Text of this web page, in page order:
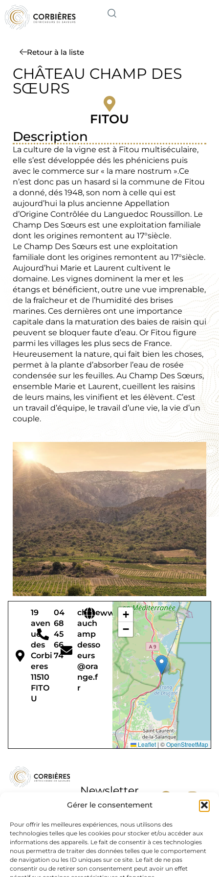
Gérer le consentement
Pour offrir les meilleures expériences, nous utilisons des
technologies telles que les cookies pour stocker et/ou accéder aux
informations des appareils. Le fait de consentir à ces technologies
nous permettra de traiter des données telles que le comportement
de navigation ou les ID uniques sur ce site. Le fait de ne pas
consentir ou de retirer son consentement peut avoir un effet
Retour à la liste
CHÂTEAU CHAMP DES
SŒURS
FITOU
Description
La culture de la vigne est à Fitou multiséculaire,
elle s’est développée dés les phéniciens puis
avec le commerce sur « la mare nostrum ».Ce
n’est donc pas un hasard si la commune de Fitou
a donné, dés 1948, son nom à celle qui est
aujourd’hui la plus ancienne Appellation
d’Origine Contrôlée du Languedoc Roussillon. Le
Champ Des Sœurs est une exploitation familiale
dont les origines remontent au 17°siècle.
Le Champ Des Sœurs est une exploitation
familiale dont les origines remontent au 17°siècle.
Aujourd’hui Marie et Laurent cultivent le
domaine. Les vignes dominent la mer et les
étangs et bénéficient, outre une vue imprenable,
de la fraîcheur et de l’humidité des brises
marines. Ces dernières ont une importance
capitale dans la maturation des baies de raisin qui
peuvent se bloquer faute d’eau. Or Fitou figure
parmi les villages les plus secs de France.
Heureusement la nature, qui fait bien les choses,
permet à la plante d’absorber l’eau de rosée
condensée sur les feuilles. Au Champ Des Sœurs,
ensemble Marie et Laurent, cueillent les raisins
de leurs mains, les vinifient et les élèvent. C’est
un travail d’équipe, le travail d’une vie, la vie d’un
couple.
19
aven
ue
des
Corbi
eres
11510
FITO
U
04
68
45
66
74
chate
auch
amp
desso
eurs
@ora
nge.f
r
www.champdessoeurs.fr/
+
−
Leaflet | ©OpenStreetMap
Newsletter
J'accepte la
politique de
confidentialité